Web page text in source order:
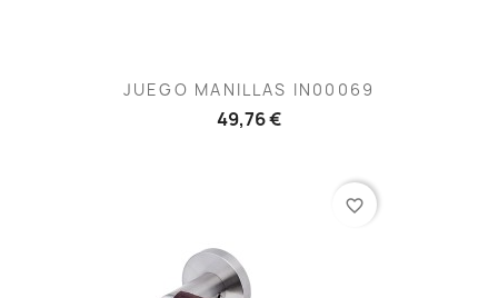
JUEGO MANILLAS IN00069
49,76 €
favorite_border